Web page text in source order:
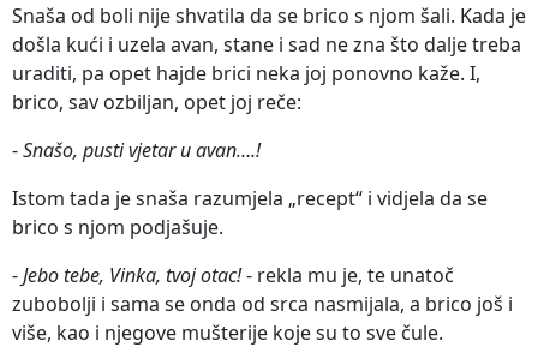
Snaša od boli nije shvatila da se brico s njom šali. Kada je
došla kući i uzela avan, stane i sad ne zna što dalje treba
uraditi, pa opet hajde brici neka joj ponovno kaže. I,
brico, sav ozbiljan, opet joj reče:
-Snašo, pusti vjetar u avan….!
Istom tada je snaša razumjela „recept“ i vidjela da se
brico s njom podjašuje.
-Jebo tebe, Vinka, tvoj otac!- rekla mu je, te unatoč
zubobolji i sama se onda od srca nasmijala, a brico još i
više, kao i njegove mušterije koje su to sve čule.